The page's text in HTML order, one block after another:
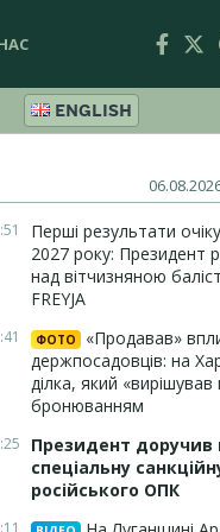
ENGLISH
Перші результати
2027 року: Президент
над вітчизняною
FREYJA
ФОТО
«Продавав»
держпосадовців: на
ділка, який
бронюванням
Президент доручив
спеціальну
російського ОПК